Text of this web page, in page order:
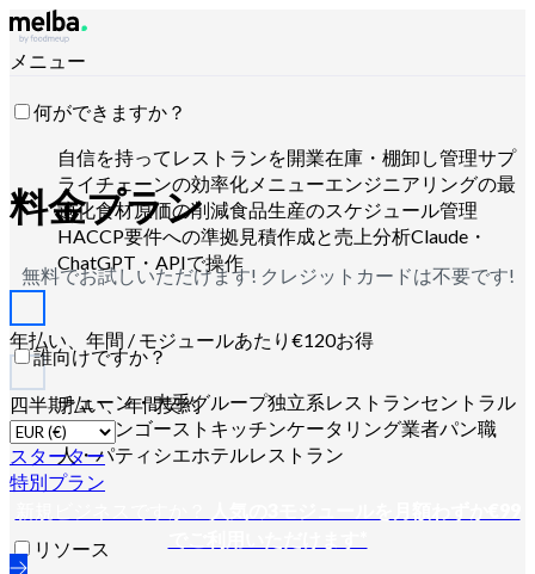
メニュー
何ができますか？
自信を持ってレストランを開業在庫・棚卸し管理サプ
ライチェーンの効率化 メニューエンジニアリングの最
適化食材原価の削減食品生産のスケジュール管理
HACCP要件への準拠見積作成と売上分析Claude・
ChatGPT・APIで操作
誰向けですか？
チェーン・大手グループ独立系レストランセントラル
キッチンゴーストキッチンケータリング業者パン職
人・パティシエホテルレストラン
リソース
料金プラン
無料でお試しいただけます! クレジットカードは不要です!
年払い、年間 / モジュールあたり€120お得
四半期払い、年間契約
スターター
特別プラン